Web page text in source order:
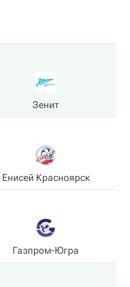
Зенит
Енисей Красноярск
Газпром-Югра